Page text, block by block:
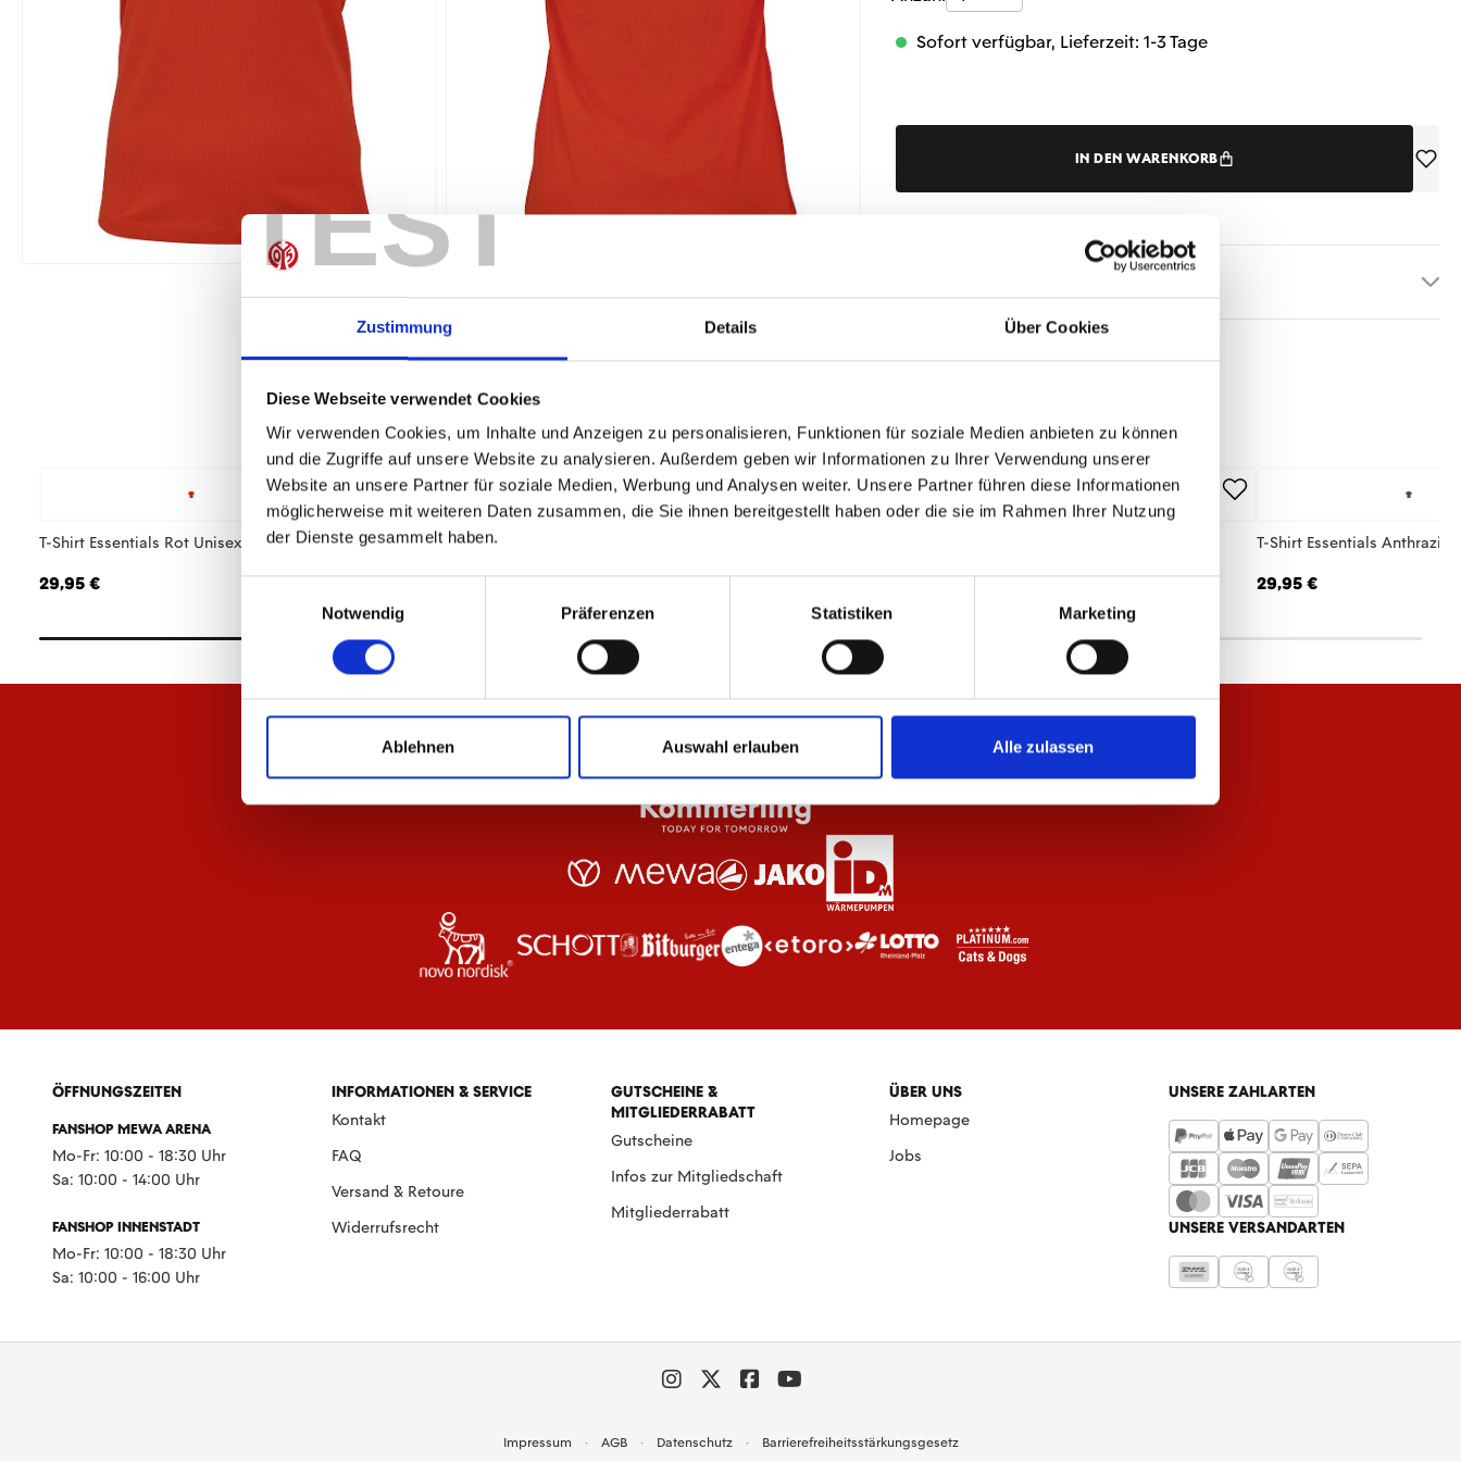
TEST
Zustimmung Details Über Cookies
Diese Webseite verwendet Cookies
Wir verwenden Cookies, um Inhalte und Anzeigen zu personalisieren, Funktionen für soziale Medien anbieten zu können
und die Zugriffe auf unsere Website zu analysieren. Außerdem geben wir Informationen zu Ihrer Verwendung unserer
Website an unsere Partner für soziale Medien, Werbung und Analysen weiter. Unsere Partner führen diese Informationen
möglicherweise mit weiteren Daten zusammen, die Sie ihnen bereitgestellt haben oder die sie im Rahmen Ihrer Nutzung
der Dienste gesammelt haben.
Notwendig
Präferenzen Statistiken Marketing
Ablehnen Auswahl erlauben Alle zulassen
Sofort verfügbar, Lieferzeit: 1-3 Tage
IN DEN WARENKORB
T-Shirt Essentials Rot Unisex
29,95 €
T-Shirt Essentials Weiß Damen
29,95 € 29,95 € 29,95 €
T-Shirt Essentials Anthrazit
29,95 €
ÖFFNUNGSZEITEN
FANSHOP MEWA ARENA
Mo-Fr: 10:00 - 18:30 Uhr
Sa: 10:00 - 14:00 Uhr
FANSHOP INNENSTADT
Mo-Fr: 10:00 - 18:30 Uhr
Sa: 10:00 - 16:00 Uhr
INFORMATIONEN & SERVICE
Kontakt
FAQ
Versand & Retoure
Widerrufsrecht
GUTSCHEINE &
MITGLIEDERRABATT
Gutscheine
Infos zur Mitgliedschaft
Mitgliederrabatt
ÜBER UNS
Homepage
Jobs
UNSERE ZAHLARTEN
UNSERE VERSANDARTEN
Impressum AGB Datenschutz Barrierefreiheitsstärkungsgesetz